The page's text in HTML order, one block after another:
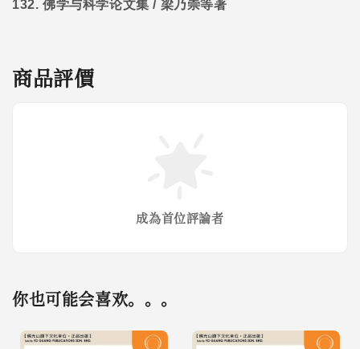
132. 佛学与科学论文集 / 梁乃崇等著
商品評價
成為首位評論者
你也可能会喜欢。。。